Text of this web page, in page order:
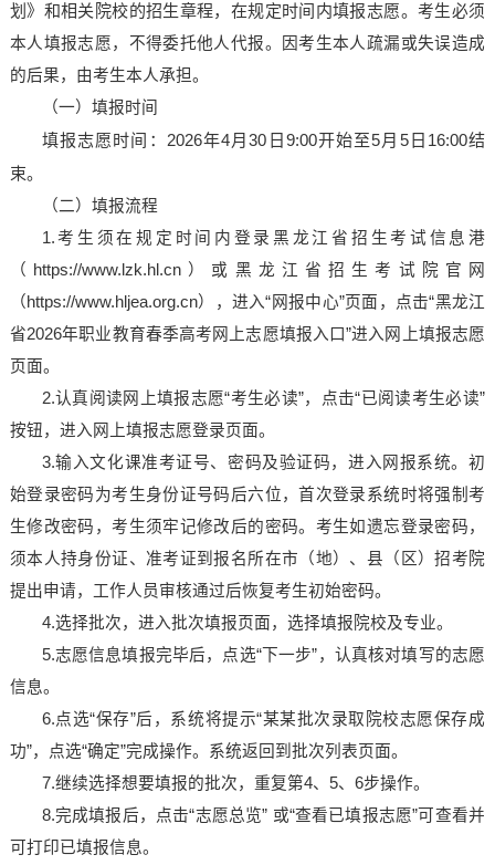
划》和相关院校的招生章程，在规定时间内填报志愿。 考生必须
本人填报志愿，不得委托他人代报。因考生本人疏漏或失误造成
的后果，由考生本人承担。
（一）填报时间
填报志愿时间： 2026年4月30日9:00开始至5月5日16:00结
束。
（二）填报流程
1.考生须在规定时间内登录黑龙江省招生考试信息港
（ https://www.lzk.hl.cn） 或黑龙江省招生考试院官网
（https://www.hljea.org.cn），进入“网报中心”页面，点击“黑龙江
省2026年职业教育春季高考网上志愿填报入口”进入网上填报志愿
页面。
2.认真阅读网上填报志愿“考生必读”，点击“已阅读考生必读”
按钮，进入网上填报志愿登录页面。
3.输入文化课准考证号、密码及验证码，进入网报系统。初
始登录密码为考生身份证号码后六位，首次登录系统时将强制考
生修改密码，考生须牢记修改后的密码。考生如遗忘登录密码，
须本人持身份证、准考证到报名所在市（地）、县（区）招考院
提出申请，工作人员审核通过后恢复考生初始密码。
4.选择批次，进入批次填报页面，选择填报院校及专业。
5.志愿信息填报完毕后，点选“下一步”，认真核对填写的志愿
信息。
6.点选“保存”后，系统将提示“某某批次录取院校志愿保存成
功”，点选“确定”完成操作。系统返回到批次列表页面。
7.继续选择想要填报的批次，重复第4、5、6步操作。
8.完成填报后，点击“志愿总览” 或“查看已填报志愿”可查看并
可打印已填报信息。